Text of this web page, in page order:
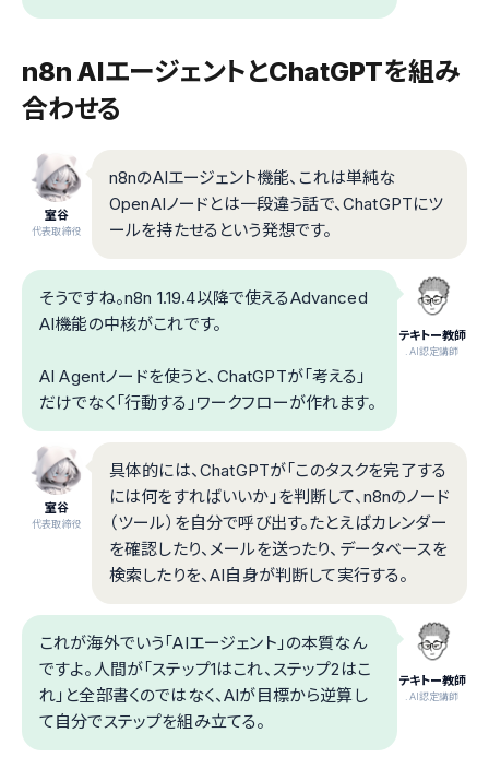
n8n AIエージェントとChatGPTを組み
合わせる
室谷
代表取締役
n8nのAIエージェント機能、これは単純な
OpenAIノードとは一段違う話で、ChatGPTにツ
ールを持たせるという発想です。
テキトー教師
.AI認定講師
そうですね。n8n 1.19.4以降で使えるAdvanced
AI機能の中核がこれです。
AI Agentノードを使うと、ChatGPTが「考える」
だけでなく「行動する」ワークフローが作れます。
室谷
代表取締役
具体的には、ChatGPTが「このタスクを完了する
には何をすればいいか」を判断して、n8nのノード
（ツール）を自分で呼び出す。たとえばカレンダー
を確認したり、メールを送ったり、データベースを
検索したりを、AI自身が判断して実行する。
テキトー教師
.AI認定講師
これが海外でいう「AIエージェント」の本質なん
ですよ。人間が「ステップ1はこれ、ステップ2はこ
れ」と全部書くのではなく、AIが目標から逆算し
て自分でステップを組み立てる。